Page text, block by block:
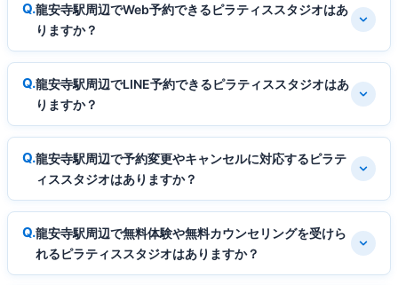
龍安寺駅周辺でWeb予約できるピラティススタジオはあ
りますか？
龍安寺駅周辺でLINE予約できるピラティススタジオはあ
りますか？
龍安寺駅周辺で予約変更やキャンセルに対応するピラテ
ィススタジオはありますか？
龍安寺駅周辺で無料体験や無料カウンセリングを受けら
れるピラティススタジオはありますか？